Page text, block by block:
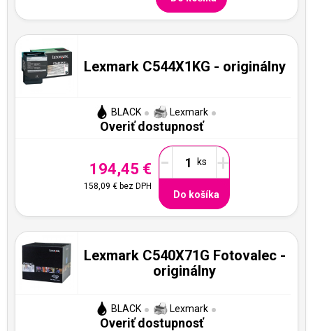
Lexmark C544X1KG - originálny
BLACK Lexmark
Overiť dostupnosť
194,45 €
158,09 €bez DPH
- +
Do košíka
Lexmark C540X71G Fotovalec -
originálny
BLACK Lexmark
Overiť dostupnosť